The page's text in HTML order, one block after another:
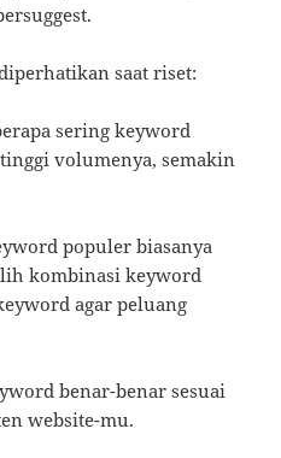
saat riset:
sering keyword
volumenya, semakin
populer biasanya
kombinasi keyword
agar peluang
benar-benar sesuai
website-mu.